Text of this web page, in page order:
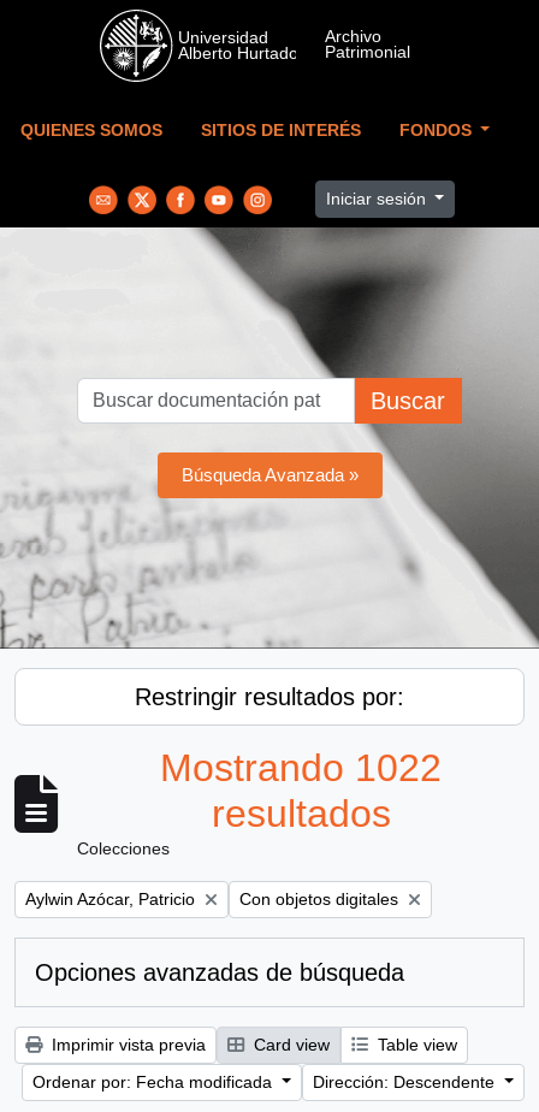
Skip to main content
QUIENES SOMOS SITIOS DE INTERÉS FONDOS
Iniciar sesión
Buscar
Búsqueda Avanzada »
Restringir resultados por:
Mostrando 1022
resultados
Colecciones
Remove filter:
Aylwin Azócar, Patricio Remove filter:
Con objetos digitales
Opciones avanzadas de búsqueda
Imprimir vista previa Card view
Table view
Ordenar por: Fecha modificada
Dirección: Descendente